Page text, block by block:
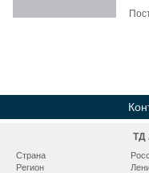
ТД
Страна
Регион